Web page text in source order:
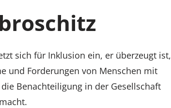
sich für Inklusion ein, er überzeugt ist,
und Forderungen von Menschen mit
Benachteiligung in der Gesellschaft